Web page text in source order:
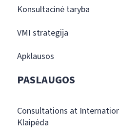
Konsultacinė taryba
VMI strategija
Apklausos
PASLAUGOS
Consultations at
Klaipėda